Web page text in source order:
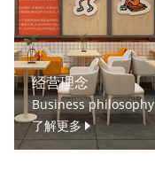
经营理念
Business philosophy
了解更多